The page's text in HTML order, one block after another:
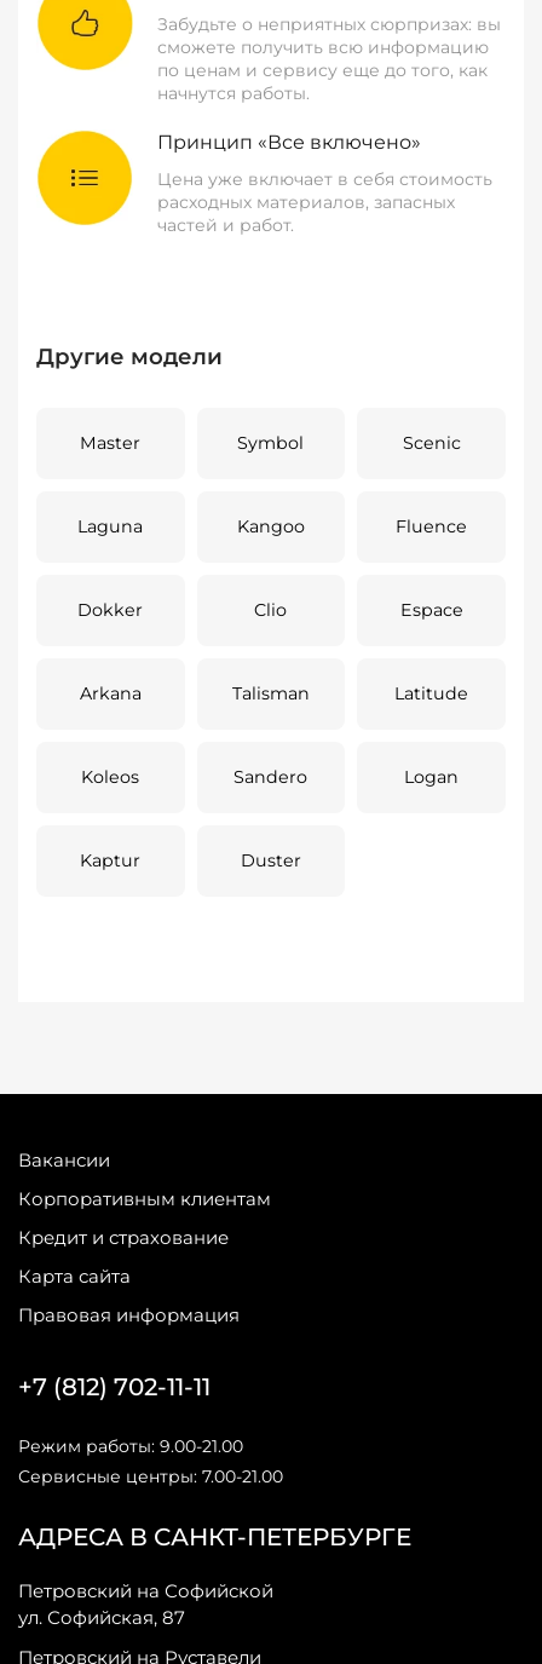
Забудьте о неприятных сюрпризах: вы
сможете получить всю информацию
по ценам и сервису еще до того, как
начнутся работы.
Принцип «Все включено»
Цена уже включает в себя стоимость
расходных материалов, запасных
частей и работ.
Другие модели
Master Symbol Scenic
Laguna Kangoo Fluence
Dokker Clio Espace
Arkana Talisman Latitude
Koleos Sandero Logan
Kaptur Duster
Вакансии
Корпоративным клиентам
Кредит и страхование
Карта сайта
Правовая информация
АДРЕСА В САНКТ-ПЕТЕРБУРГЕ
Петровский на Софийской
ул. Софийская, 87
Петровский на Руставели
+7 (812) 702-11-11
Режим работы: 9.00-21.00
Сервисные центры: 7.00-21.00